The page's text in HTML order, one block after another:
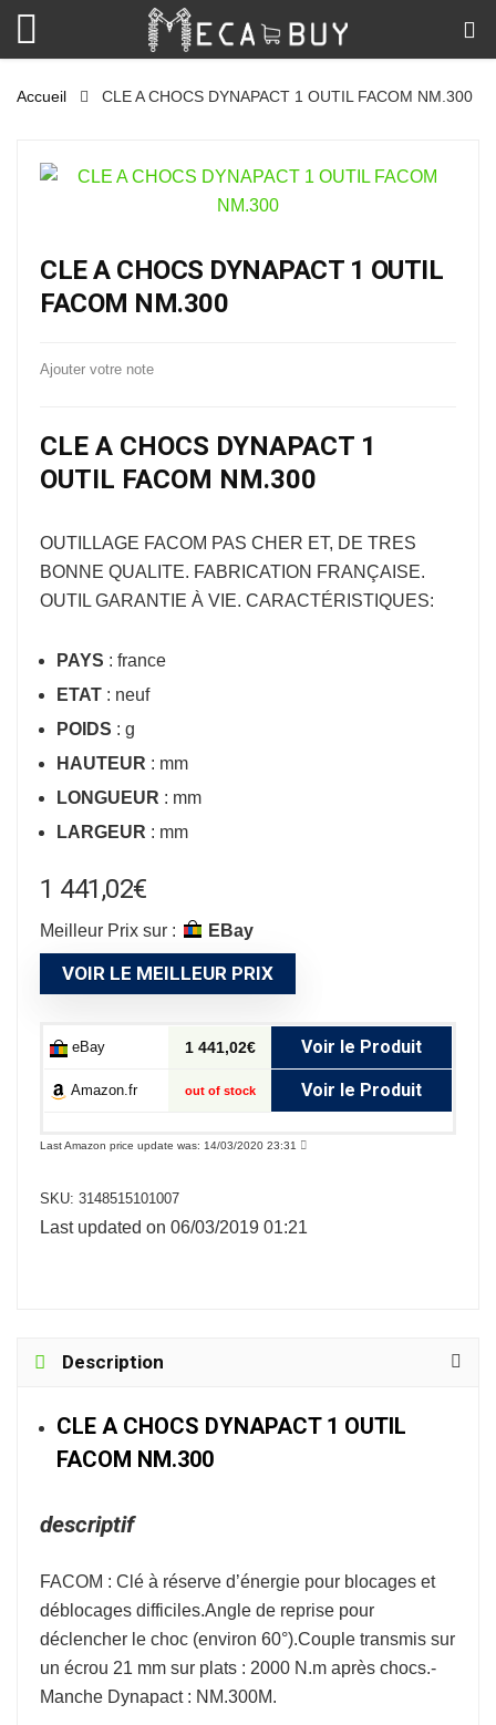
Accueil CLE A CHOCS DYNAPACT 1 OUTIL FACOM NM.300
CLE A CHOCS DYNAPACT 1 OUTIL
FACOM NM.300
Ajouter votre note
CLE A CHOCS DYNAPACT 1
OUTIL FACOM NM.300
OUTILLAGE FACOM PAS CHER ET, DE TRES
BONNE QUALITE. FABRICATION FRANÇAISE.
OUTIL GARANTIE À VIE. CARACTÉRISTIQUES:
PAYS : france
ETAT : neuf
POIDS : g
HAUTEUR : mm
LONGUEUR : mm
LARGEUR : mm
1 441,02€
Meilleur Prix sur : eBay
VOIR LE MEILLEUR PRIX
eBay 1 441,02€ Voir le Produit
Amazon.fr out of stock Voir le Produit
Last Amazon price update was: 14/03/2020 23:31
SKU: 3148515101007
Last updated on 06/03/2019 01:21
Description
CLE A CHOCS DYNAPACT 1 OUTIL
FACOM NM.300
descriptif
FACOM : Clé à réserve d’énergie pour blocages et
déblocages difficiles.Angle de reprise pour
déclencher le choc (environ 60°).Couple transmis sur
un écrou 21 mm sur plats : 2000 N.m après chocs.-
Manche Dynapact : NM.300M.